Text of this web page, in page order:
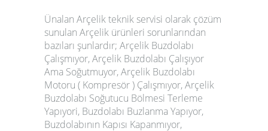
Ünalan Arçelik teknik servisi olarak çözüm
sunulan Arçelik ürünleri sorunlarından
bazıları şunlardır; Arçelik Buzdolabı
Çalışmıyor, Arçelik Buzdolabı Çalışıyor
Ama Soğutmuyor, Arçelik Buzdolabı
Motoru ( Kompresör ) Çalışmıyor, Arçelik
Buzdolabı Soğutucu Bölmesi Terleme
Yapıyori, Buzdolabı Buzlanma Yapıyor,
Buzdolabının Kapısı Kapanmıyor,